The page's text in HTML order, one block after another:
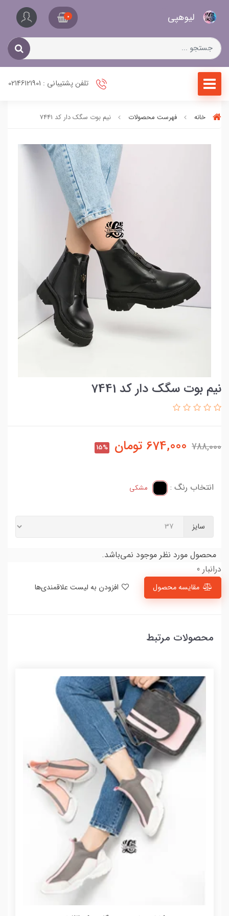
لیو‌هپی 0
تلفن پشتیبانی : 02146121901
خانه فهرست محصولات نیم بوت سگک دار کد 7441
نیم بوت سگک دار کد 7441
788,000
674,000 تومان 15%
انتخاب رنگ : مشکی
سایز
محصول مورد نظر موجود نمی‌باشد.
درانبار 0
مقایسه محصول
محصولات مرتبط